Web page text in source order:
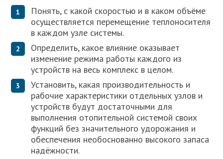
Понять, с какой скоростью и в каком объёме
осуществляется перемещение теплоносителя
в каждом узле системы.
Определить, какое влияние оказывает
изменение режима работы каждого из
устройств на весь комплекс в целом.
Установить, какая производительность и
рабочие характеристики отдельных узлов и
устройств будут достаточными для
выполнения отопительной системой своих
функций без значительного удорожания и
обеспечения необоснованно высокого запаса
надёжности.